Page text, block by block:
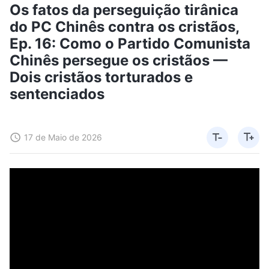
Os fatos da perseguição tirânica
do PC Chinês contra os cristãos,
Ep. 16: Como o Partido Comunista
Chinês persegue os cristãos —
Dois cristãos torturados e
sentenciados
17 de Maio de 2026